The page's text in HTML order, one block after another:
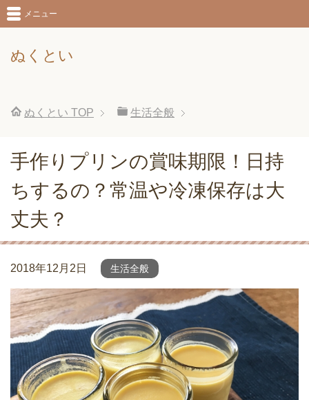
ぬくとい
メニュー
ぬくとい TOP 生活全般
手作りプリンの賞味期限！日持
ちするの？常温や冷凍保存は大
丈夫？
2018年12月2日 生活全般